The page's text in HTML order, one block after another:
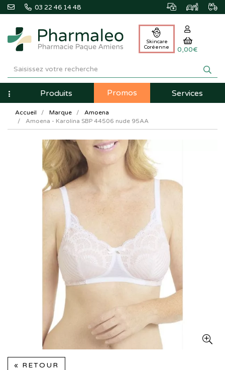
03 22 46 14 48
Pharmaleo
Pharmacie
Paque
Amiens
Skincare
Coréenne
0,00€
NavigationProduits Promos Services
Accueil Marque
Amoena
Amoena - Karolina SBP 44506 nude 95AA
« RETOUR